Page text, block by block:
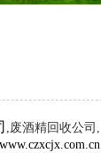
,废酒精回收公司,
www.czxcjx.com.cn